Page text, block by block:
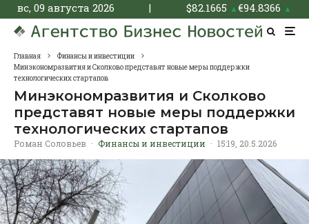
вс, 09 августа 2026 | $82.1665 ▲€94.8366 ▲
Главная
Финансы и инвестиции
Минэкономразвития и Сколково представят новые меры поддержки
технологических стартапов
Минэкономразвития и Сколково
представят новые меры поддержки
технологических стартапов
Роман Соловьев · Финансы и инвестиции · 15:19, 20.5.2026